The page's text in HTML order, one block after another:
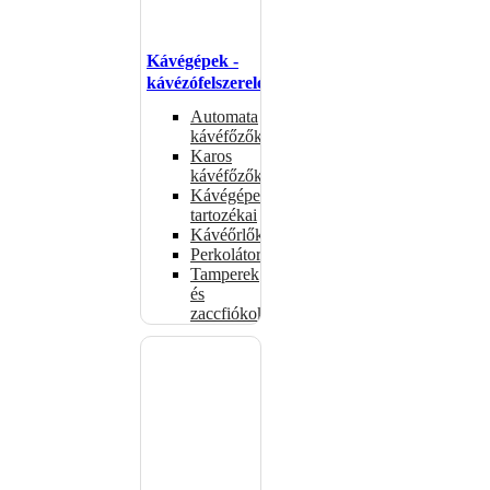
Kávégépek -
kávézófelszerelés
Automata
kávéfőzők
Karos
kávéfőzők
Kávégépek
tartozékai
Kávéőrlők
Perkolátorok
Tamperek
és
zaccfiókok